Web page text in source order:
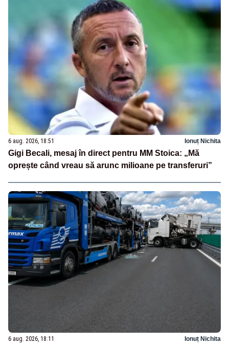
6 aug. 2026, 18:51 Ionuț Nichita
Gigi Becali, mesaj în direct pentru MM Stoica: „Mă
oprește când vreau să arunc milioane pe transferuri”
6 aug. 2026, 18:11 Ionuț Nichita